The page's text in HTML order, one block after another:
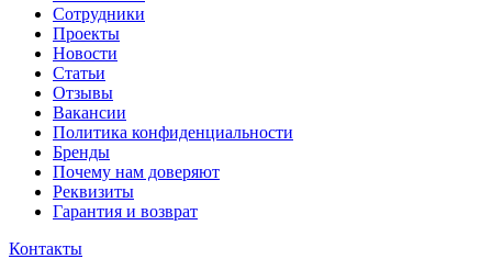
Сотрудники
Проекты
Новости
Статьи
Отзывы
Вакансии
Политика конфиденциальности
Бренды
Почему нам доверяют
Реквизиты
Гарантия и возврат
Контакты